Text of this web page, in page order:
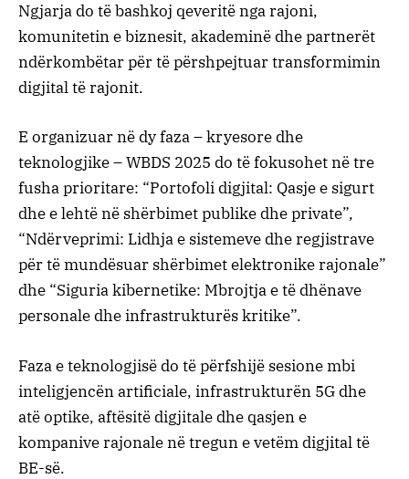
Ngjarja do të bashkoj qeveritë nga rajoni,
komunitetin e biznesit, akademinë dhe partnerët
ndërkombëtar për të përshpejtuar transformimin
digjital të rajonit.
E organizuar në dy faza – kryesore dhe
teknologjike – WBDS 2025 do të fokusohet në tre
fusha prioritare: “Portofoli digjital: Qasje e sigurt
dhe e lehtë në shërbimet publike dhe private”,
“Ndërveprimi: Lidhja e sistemeve dhe regjistrave
për të mundësuar shërbimet elektronike rajonale”
dhe “Siguria kibernetike: Mbrojtja e të dhënave
personale dhe infrastrukturës kritike”.
Faza e teknologjisë do të përfshijë sesione mbi
inteligjencën artificiale, infrastrukturën 5G dhe
atë optike, aftësitë digjitale dhe qasjen e
kompanive rajonale në tregun e vetëm digjital të
BE-së.